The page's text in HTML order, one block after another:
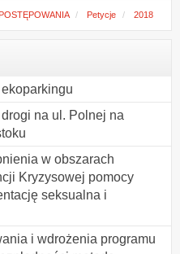
POSTĘPOWANIA Petycje 2018
na ul. Polnej na
w obszarach
Kryzysowej pomocy
seksualna i
i wdrożenia programu